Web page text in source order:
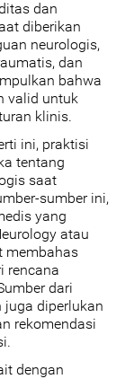
dan
diberikan
neurologis,
dan
bahwa
valid untuk
klinis.
ini, praktisi
tentang
saat
sumber ini,
yang
atau
membahas
rencana
dari
juga diperlukan
rekomendasi
dengan